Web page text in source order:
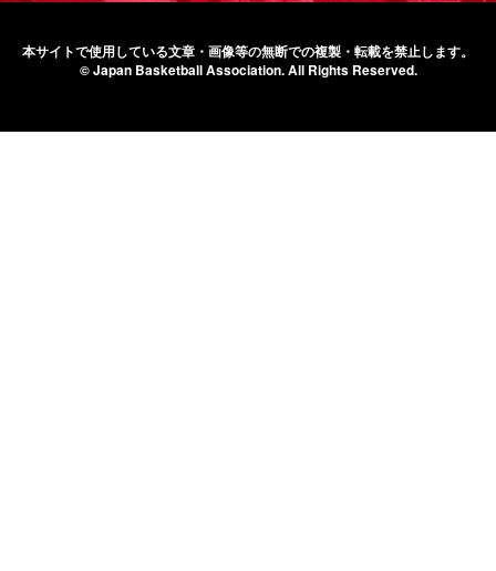
本サイトで使用している文章・画像等の無断での複製・転載を禁止します。
© Japan Basketball Association.All Rights Reserved.